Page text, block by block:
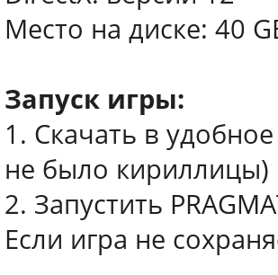
Место на диске: 40
Запуск игры:
1. Скачать в
не было кириллицы)
2. Запустить
Если игра не